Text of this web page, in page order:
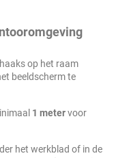
op het raam
beeldscherm te
1 metervoor
het werkblad of in de